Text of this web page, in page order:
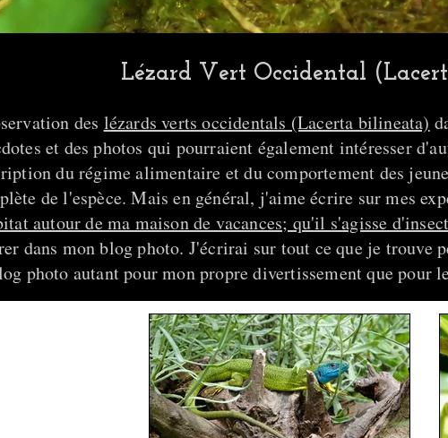
Lézard Vert Occidental
des lézards verts occidentals (Lacerta bilineata)
et des photos qui pourraient également intéresser
du régime alimentaire et du comportement des
de l'espèce. Mais en général, j'aime écrire sur mes
autour de ma maison de vacances; qu'il s'agisse
dans mon blog photo. J'écrirai sur tout ce que je trouve
photo autant pour mon propre divertissement que pour